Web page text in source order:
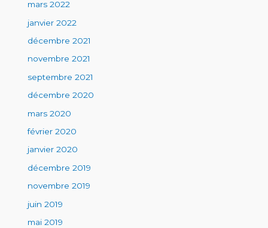
mars 2022
janvier 2022
décembre 2021
novembre 2021
septembre 2021
décembre 2020
mars 2020
février 2020
janvier 2020
décembre 2019
novembre 2019
juin 2019
mai 2019